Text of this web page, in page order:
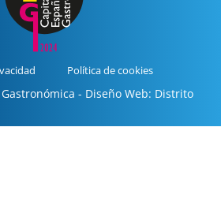
Política de cookies
- Diseño Web: Distrito